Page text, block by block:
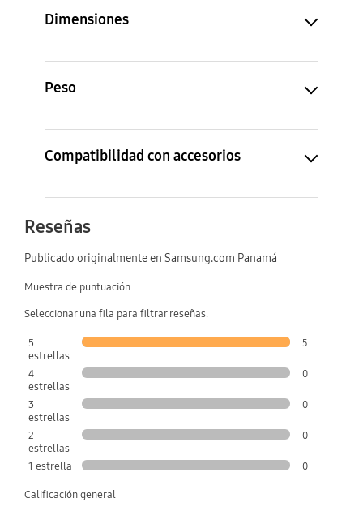
Dimensiones
Peso
Compatibilidad con accesorios
Reseñas
Publicado originalmente en Samsung.com Panamá
Muestra de puntuación
Seleccionar una fila para filtrar reseñas.
5
estrellas
5
4
estrellas
0
3
estrellas
0
2
estrellas
0
1 estrella 0
Calificación general